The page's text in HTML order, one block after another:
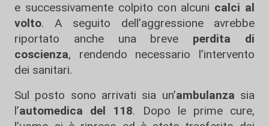
e successivamente colpito con alcuni calci al
volto. A seguito dell’aggressione avrebbe
riportato anche una breve perdita di
coscienza, rendendo necessario l’intervento
dei sanitari.
Sul posto sono arrivati sia un’ambulanza sia
l’automedica del 118. Dopo le prime cure,